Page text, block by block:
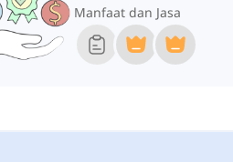
Manfaat dan Jasa